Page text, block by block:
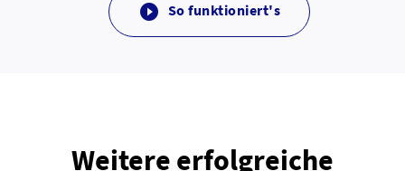
 So funktioniert's
Weitere erfolgreiche